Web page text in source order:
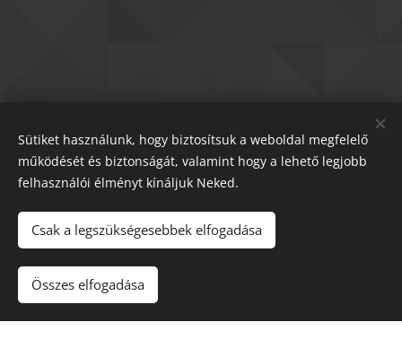
Sütiket használunk, hogy biztosítsuk a weboldal megfelelő
működését és biztonságát, valamint hogy a lehető legjobb
felhasználói élményt kínáljuk Neked.
Csak a legszükségesebbek elfogadása
Összes elfogadása